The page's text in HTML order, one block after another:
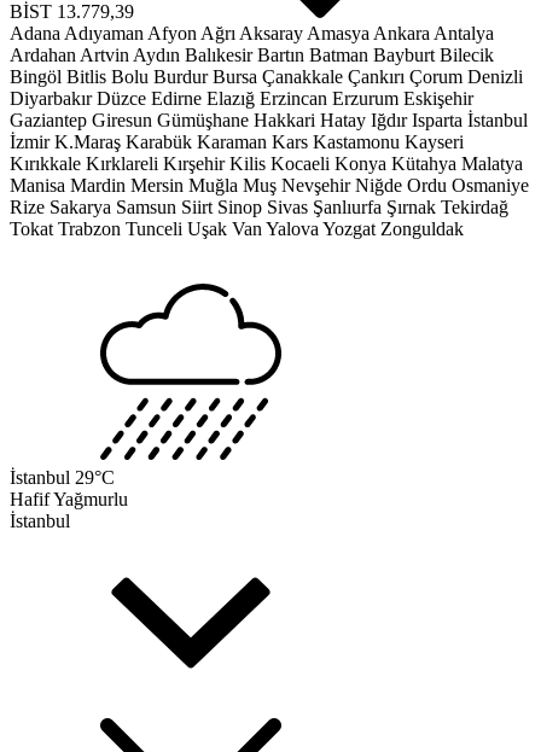
BİST 13.779,39
Adana Adıyaman Afyon Ağrı Aksaray Amasya Ankara Antalya
Ardahan Artvin Aydın Balıkesir Bartın Batman Bayburt Bilecik
Bingöl Bitlis Bolu Burdur Bursa Çanakkale Çankırı Çorum Denizli
Diyarbakır Düzce Edirne Elazığ Erzincan Erzurum Eskişehir
Gaziantep Giresun Gümüşhane Hakkari Hatay Iğdır Isparta İstanbul
İzmir K.Maraş Karabük Karaman Kars Kastamonu Kayseri
Kırıkkale Kırklareli Kırşehir Kilis Kocaeli Konya Kütahya Malatya
Manisa Mardin Mersin Muğla Muş Nevşehir Niğde Ordu Osmaniye
Rize Sakarya Samsun Siirt Sinop Sivas Şanlıurfa Şırnak Tekirdağ
Tokat Trabzon Tunceli Uşak Van Yalova Yozgat Zonguldak
İstanbul 29°C
Hafif Yağmurlu
İstanbul